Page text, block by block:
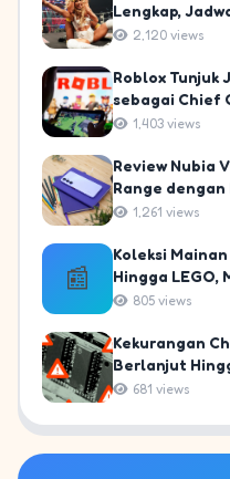
Lengkap,
Nonton untuk
2,120 views
Roblox Tunjuk
sebagai Chief
Langkah
1,403 views
Review Nubia
Range
1,261 views
📰
Koleksi
Hingga LEGO,
805 views
Kekurangan
Berlanjut
Gamer dan PC
681 views